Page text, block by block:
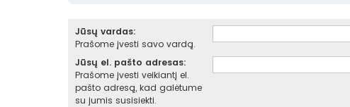
Jūsų vardas:
Prašome įvesti savo vardą.
Jūsų el. pašto adresas:
Prašome įvesti veikiantį el.
pašto adresą, kad galėtume
su jumis susisiekti.